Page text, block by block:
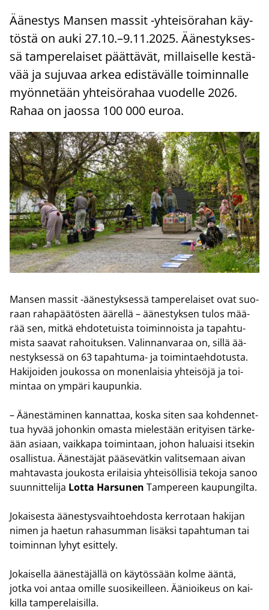
Ää­nes­tys Man­sen mas­sit -​yhteisörahan käy­
tös­tä on auki 27.10.–9.11.2025. Ää­nes­tyk­ses­
sä tam­pe­re­lai­set päät­tä­vät, mil­lai­sel­le kes­tä­
vää ja su­ju­vaa arkea edis­tä­väl­le toi­min­nal­le
myön­ne­tään yh­tei­sö­ra­haa vuo­del­le 2026.
Rahaa on jaos­sa 100 000 euroa.
Man­sen mas­sit -​äänestyksessä tam­pe­re­lai­set ovat suo­
raan ra­ha­pää­tös­ten ää­rel­lä – ää­nes­tyk­sen tulos mää­
rää sen, mitkä eh­do­te­tuis­ta toi­min­nois­ta ja ta­pah­tu­
mis­ta saa­vat ra­hoi­tuk­sen. Va­lin­nan­va­raa on, sillä ää­
nes­tyk­ses­sä on 63 tapahtuma-​ ja toi­min­taeh­do­tus­ta.
Ha­ki­joi­den jou­kos­sa on mo­nen­lai­sia yh­tei­sö­jä ja toi­
min­taa on ym­pä­ri kau­pun­kia.
– Ää­nes­tä­mi­nen kan­nat­taa, koska siten saa koh­den­net­
tua hyvää jo­hon­kin omas­ta mie­les­tään eri­tyi­sen tär­ke­
ään asi­aan, vaik­ka­pa toi­min­taan, johon ha­luai­si it­se­kin
osal­lis­tua. Ää­nes­tä­jät pää­se­vät­kin va­lit­se­maan aivan
mah­ta­vas­ta jou­kos­ta eri­lai­sia yh­tei­söl­li­siä te­ko­ja sanoo
suun­nit­te­li­ja Lotta Har­su­nen Tam­pe­reen kau­pun­gil­ta.
Jo­kai­ses­ta ää­nes­tys­vaih­toeh­dos­ta ker­ro­taan ha­ki­jan
nimen ja hae­tun ra­ha­sum­man li­säk­si ta­pah­tu­man tai
toi­min­nan lyhyt esit­te­ly.
Jo­kai­sel­la ää­nes­tä­jäl­lä on käy­tös­sään kolme ääntä,
jotka voi antaa omil­le suo­si­keil­leen. Ää­nioi­keus on kai­
kil­la tam­pe­re­lai­sil­la.